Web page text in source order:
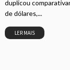
duplicou
de dólares,...
LER MAIS